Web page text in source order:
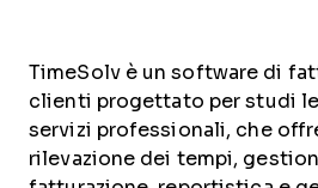
TimeSolv è un software di
clienti progettato per studi
servizi professionali, che
rilevazione dei tempi,